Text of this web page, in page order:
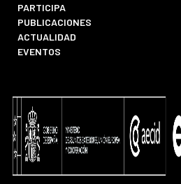
PARTICIPA
PUBLICACIONES
ACTUALIDAD
EVENTOS